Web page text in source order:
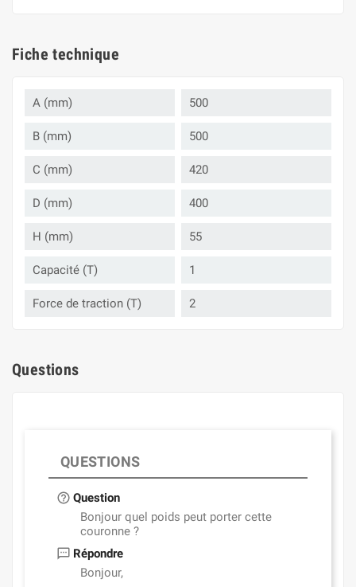
Fiche technique
A (mm) 500
B (mm) 500
C (mm) 420
D (mm) 400
H (mm) 55
Capacité (T) 1
Force de traction (T) 2
Questions
QUESTIONS
Question
Bonjour quel poids peut porter cette
couronne ?
Répondre
Bonjour,